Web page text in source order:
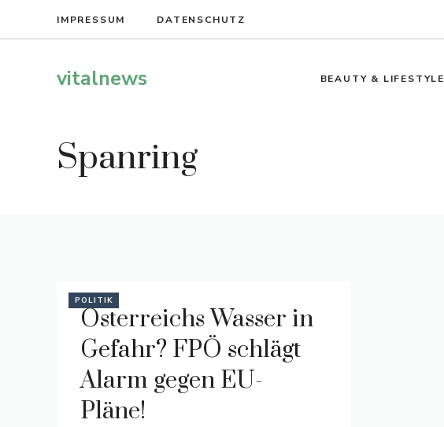
IMPRESSUM DATENSCHUTZ
vitalnews BEAUTY & LIFESTYLE
Spanring
POLITIK
Österreichs Wasser in
Gefahr? FPÖ schlägt
Alarm gegen EU-
Pläne!